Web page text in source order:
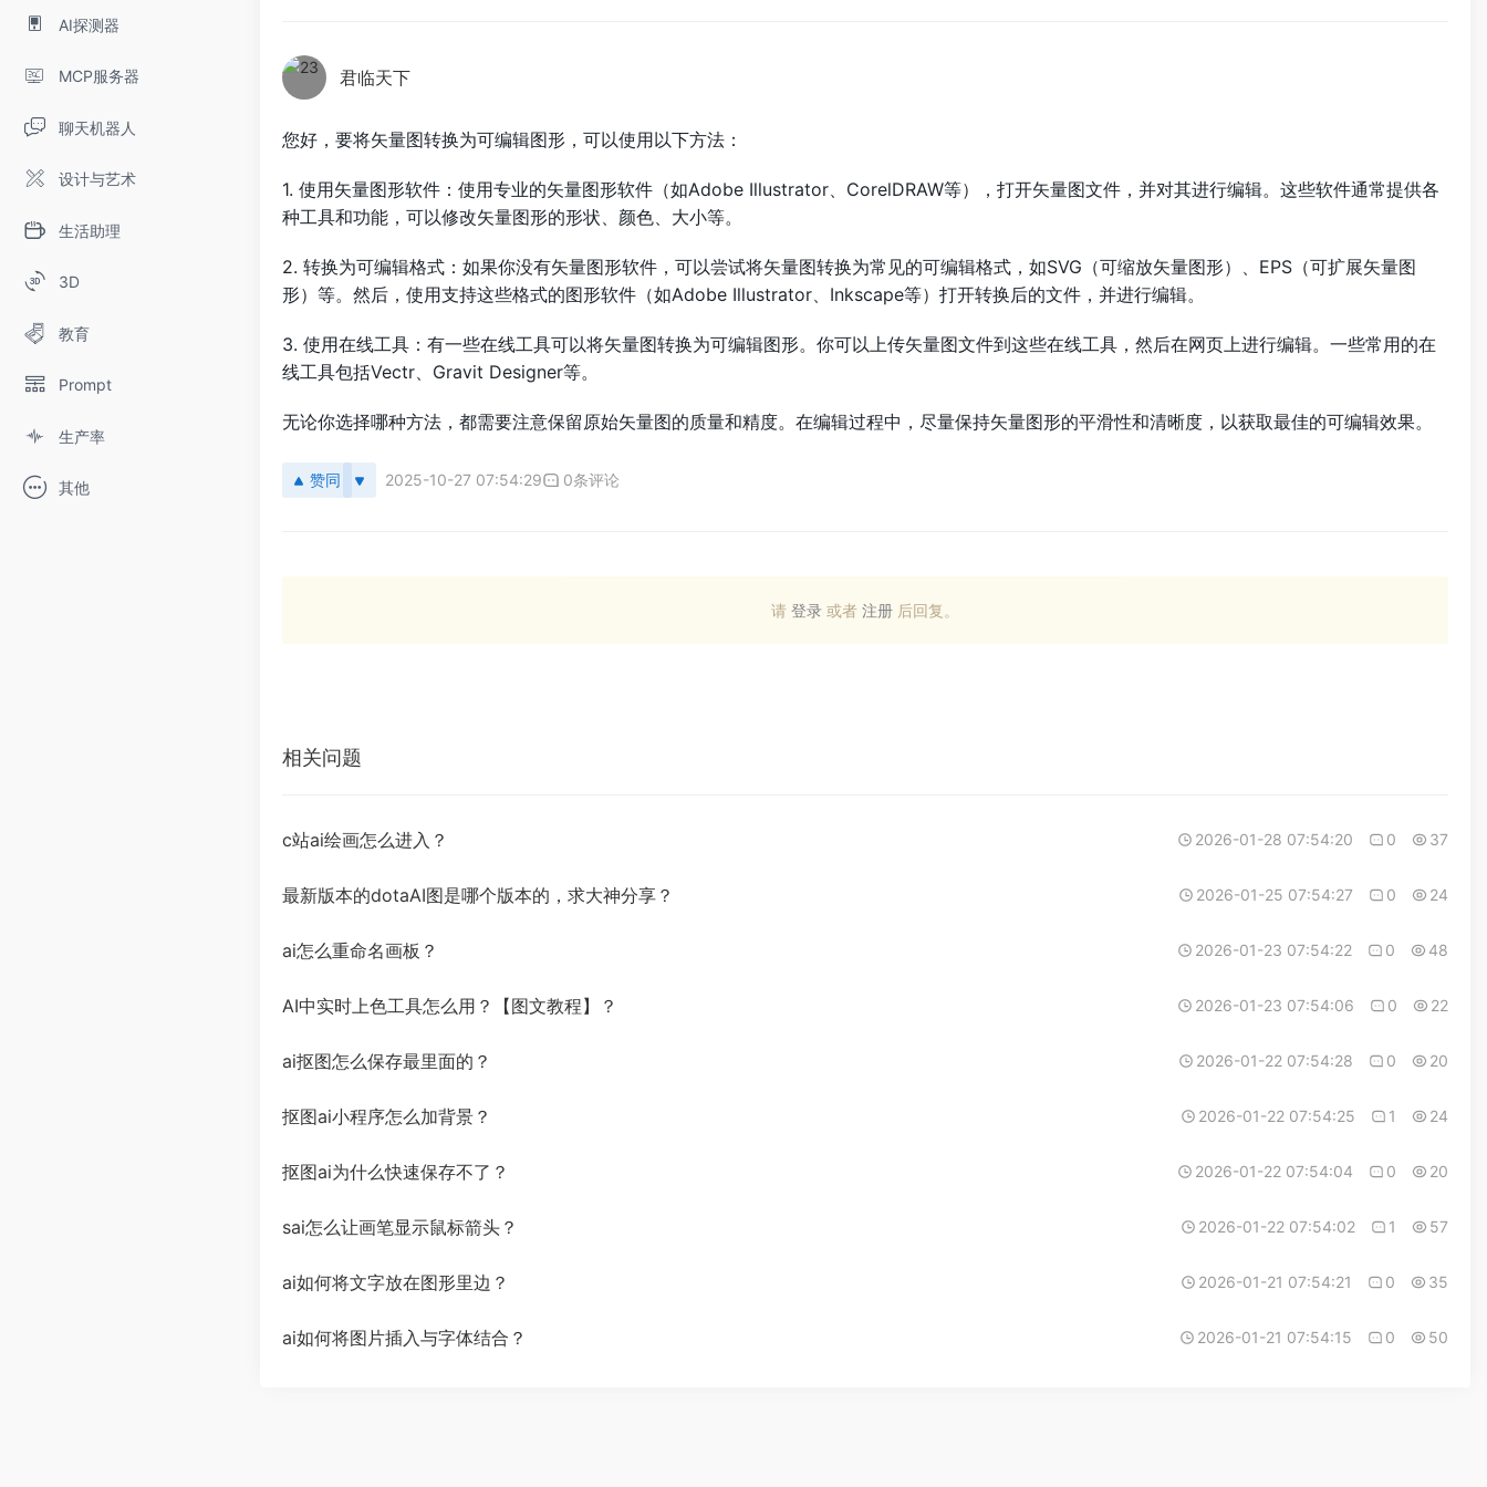
AI探测器
MCP服务器
聊天机器人
设计与艺术
生活助理
3D
教育
Prompt
生产率
其他
君临天下
您好，要将矢量图转换为可编辑图形，可以使用以下方法：
1. 使用矢量图形软件：使用专业的矢量图形软件（如Adobe Illustrator、CorelDRAW等），打开矢量图文件，并对其进行编辑。这些软件通常提供各
种工具和功能，可以修改矢量图形的形状、颜色、大小等。
2. 转换为可编辑格式：如果你没有矢量图形软件，可以尝试将矢量图转换为常见的可编辑格式，如SVG（可缩放矢量图形）、EPS（可扩展矢量图
形）等。然后，使用支持这些格式的图形软件（如Adobe Illustrator、Inkscape等）打开转换后的文件，并进行编辑。
3. 使用在线工具：有一些在线工具可以将矢量图转换为可编辑图形。你可以上传矢量图文件到这些在线工具，然后在网页上进行编辑。一些常用的在
线工具包括Vectr、Gravit Designer等。
无论你选择哪种方法，都需要注意保留原始矢量图的质量和精度。在编辑过程中，尽量保持矢量图形的平滑性和清晰度，以获取最佳的可编辑效果。
赞同 2025-10-27 07:54:29 0条评论
请 登录 或者 注册 后回复。
相关问题
c站ai绘画怎么进入？ 2026-01-28 07:54:20 0 37
最新版本的dotaAI图是哪个版本的，求大神分享？ 2026-01-25 07:54:27 0 24
ai怎么重命名画板？ 2026-01-23 07:54:22 0 48
AI中实时上色工具怎么用？【图文教程】？ 2026-01-23 07:54:06 0 22
ai抠图怎么保存最里面的？ 2026-01-22 07:54:28 0 20
抠图ai小程序怎么加背景？ 2026-01-22 07:54:25 1 24
抠图ai为什么快速保存不了？ 2026-01-22 07:54:04 0 20
sai怎么让画笔显示鼠标箭头？ 2026-01-22 07:54:02 1 57
ai如何将文字放在图形里边？ 2026-01-21 07:54:21 0 35
ai如何将图片插入与字体结合？ 2026-01-21 07:54:15 0 50